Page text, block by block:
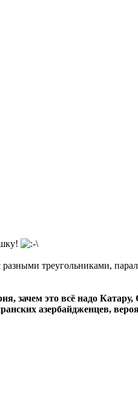
разными треугольниками,
зачем это всё надо
азербайдженцев,